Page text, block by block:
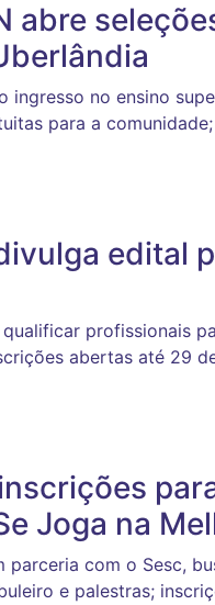
abre
ingresso no ensino
para a
edital
profissionais
abertas até 29
Joga na
parceria com o Sesc,
e palestras;